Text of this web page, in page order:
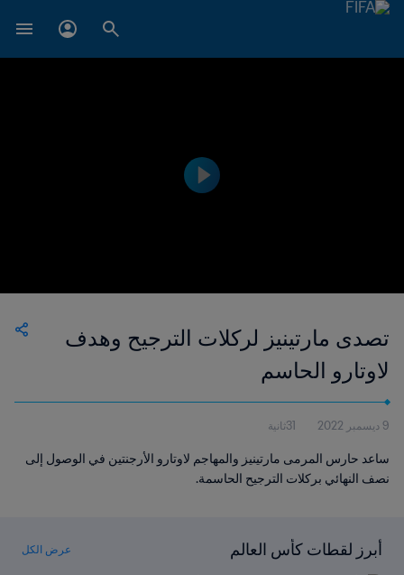
تصدى مارتينيز لركلات الترجيح وهدف
لاوتارو الحاسم
9 ديسمبر 2022 31ثانية
ساعد حارس المرمى مارتينيز والمهاجم لاوتارو الأرجنتين في الوصول إلى
نصف النهائي بركلات الترجيح الحاسمة.
أبرز لقطات كأس العالم عرض الكل